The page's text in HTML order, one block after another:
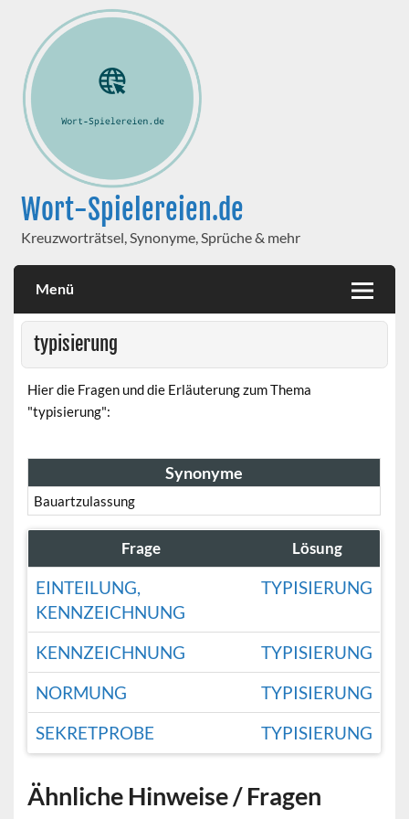
Wort-Spielereien.de
Kreuzworträtsel, Synonyme, Sprüche & mehr
Menü
typisierung
Hier die Fragen und die Erläuterung zum Thema
"typisierung":
Synonyme
Bauartzulassung
Frage Lösung
EINTEILUNG,
KENNZEICHNUNG
TYPISIERUNG
KENNZEICHNUNG
TYPISIERUNG
NORMUNG
TYPISIERUNG
SEKRETPROBE
TYPISIERUNG
Ähnliche Hinweise / Fragen